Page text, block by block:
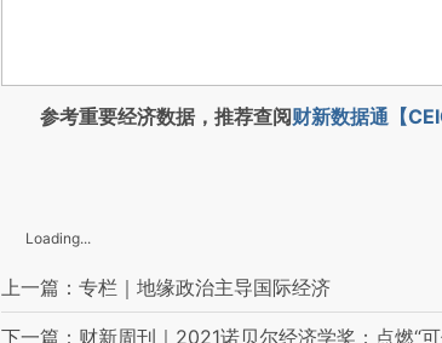
参考重要经济数据，推荐查阅财新数据通【
Loading...
上一篇：专栏｜地缘政治主导国际经济
下一篇：财新周刊｜2021诺贝尔经济学奖：点燃“